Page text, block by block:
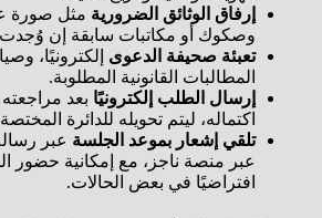
إرفاق الوثائق الضرورية مثل صورة
وصكوك أو مكاتبات سابقة إن
تعبئة صحيفة الدعوى إلكترونيًا،
المطالبات القانونية المطلوبة.
إرسال الطلب إلكترونيًا بعد
اكتماله، ليتم تحويله للدائرة
تلقي إشعار بموعد الجلسة عبر
عبر منصة ناجز، مع إمكانية حضور
افتراضيًا في بعض الحالات.